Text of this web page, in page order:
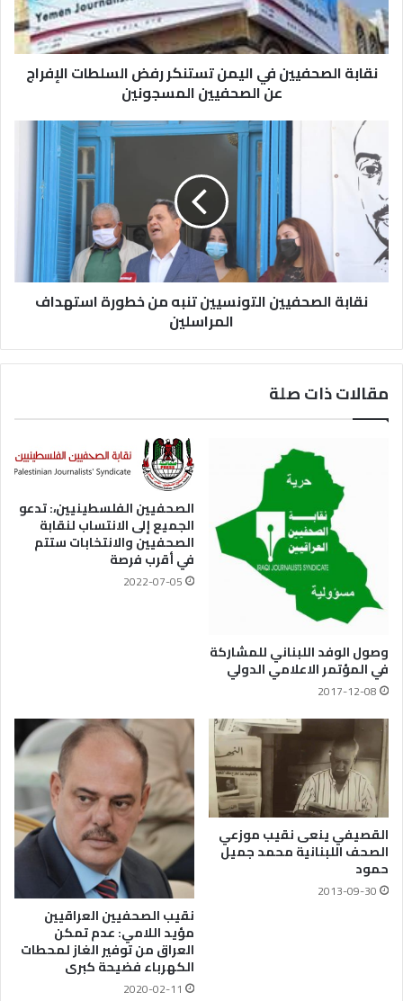
نقابة الصحفيين في اليمن تستنكر رفض السلطات الإفراج
عن الصحفيين المسجونين
نقابة الصحفيين التونسيين تنبه من خطورة استهداف
المراسلين
مقالات ذات صلة
وصول الوفد اللبناني للمشاركة
في المؤتمر الاعلامي الدولي
2017-12-08
الصحفيين الفلسطينيين،: تدعو
الجميع إلى الانتساب لنقابة
الصحفيين والانتخابات ستتم
في أقرب فرصة
2022-07-05
القصيفي ينعى نقيب موزعي
الصحف اللبنانية محمد جميل
حمود
2013-09-30
نقيب الصحفيين العراقيين
مؤيد اللامي: عدم تمكن
العراق من توفير الغاز لمحطات
الكهرباء فضيحة كبرى
2020-02-11